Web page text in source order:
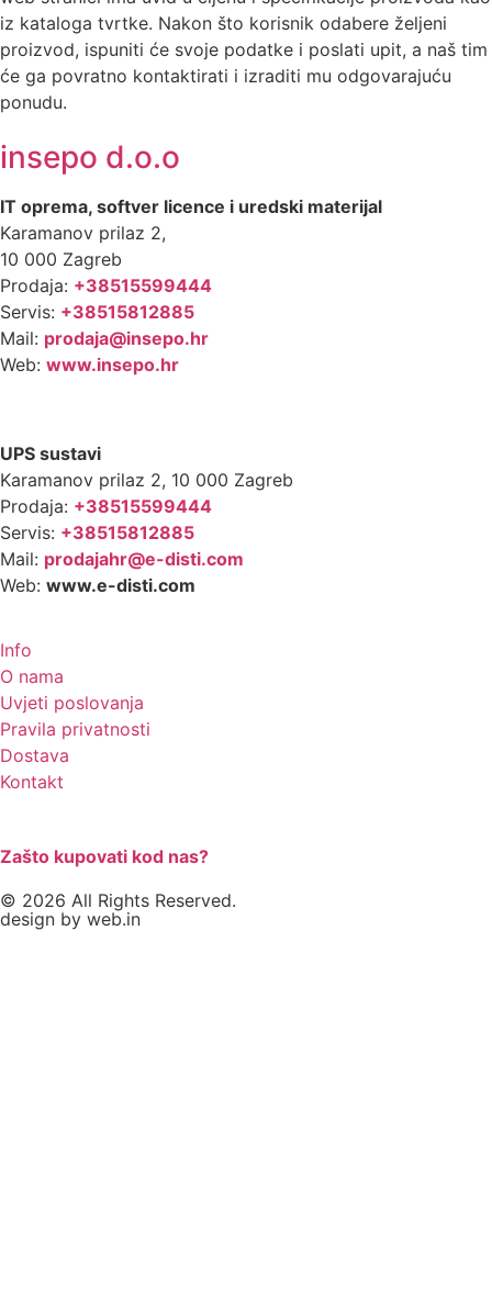
iz kataloga tvrtke. Nakon što korisnik odabere željeni
proizvod, ispuniti će svoje podatke i poslati upit, a naš tim
će ga povratno kontaktirati i izraditi mu odgovarajuću
ponudu.
insepo d.o.o
IT oprema, softver licence i uredski materijal
Karamanov prilaz 2,
10 000 Zagreb
Prodaja: +38515599444
Servis: +38515812885
Mail: prodaja@insepo.hr
Web: www.insepo.hr
UPS sustavi
Karamanov prilaz 2, 10 000 Zagreb
Prodaja: +38515599444
Servis: +38515812885
Mail: prodajahr@e-disti.com
Web: www.e-disti.com
Info
O nama
Uvjeti poslovanja
Pravila privatnosti
Dostava
Kontakt
Zašto kupovati kod nas?
© 2026 All Rights Reserved.
design by web.in